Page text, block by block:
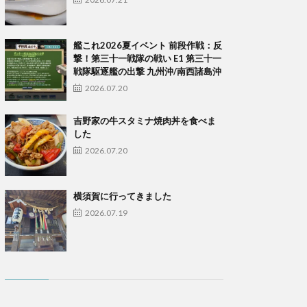
艦これ2026夏イベント 前段作戦：反
撃！第三十一戦隊の戦い E1 第三十一
戦隊駆逐艦の出撃 九州沖/南西諸島沖
2026.07.20
吉野家の牛スタミナ焼肉丼を食べま
した
2026.07.20
横須賀に行ってきました
2026.07.19